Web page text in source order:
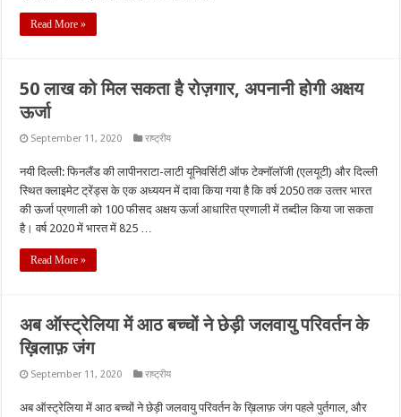
Read More »
50 लाख को मिल सकता है रोज़गार, अपनानी होगी अक्षय
ऊर्जा
September 11, 2020 राष्ट्रीय
नयी दिल्‍ली: फिनलैंड की लापीनराटा-लाटी यूनिवर्सिटी ऑफ टेक्‍नॉलॉजी (एलयूटी) और दिल्‍ली
स्थित क्‍लाइमेट ट्रेंड्स के एक अध्‍ययन में दावा किया गया है कि वर्ष 2050 तक उत्‍तर भारत
की ऊर्जा प्रणाली को 100 फीसद अक्षय ऊर्जा आधारित प्रणाली में तब्‍दील किया जा सकता
है। वर्ष 2020 में भारत में 825 …
Read More »
अब ऑस्ट्रेलिया में आठ बच्चों ने छेड़ी जलवायु परिवर्तन के
ख़िलाफ़ जंग
September 11, 2020 राष्ट्रीय
अब ऑस्ट्रेलिया में आठ बच्चों ने छेड़ी जलवायु परिवर्तन के ख़िलाफ़ जंग पहले पुर्तगाल, और